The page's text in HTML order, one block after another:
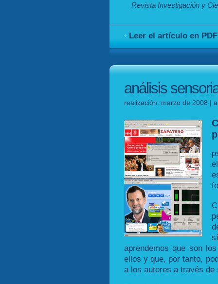
Revista Investigación y
Leer el artículo en PDF
análisis
realización: marzo de 2008 |
aprendemos que son
ellos y que, por tanto,
a los autores a través de